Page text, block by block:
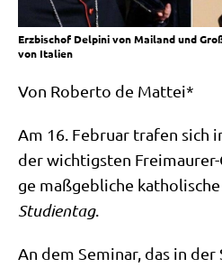
Erzbischof Delpini von Mailand und
von Italien
Von Rober­to de Mattei*
Am 16. Febru­ar tra­fen sich
der wich­tig­sten
ge maß­geb­li­che
Stu­di­en­tag.
An dem Semi­nar, das in